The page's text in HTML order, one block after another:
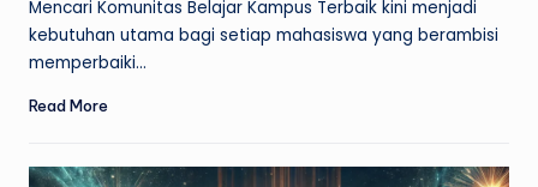
Mencari Komunitas Belajar Kampus Terbaik kini menjadi
kebutuhan utama bagi setiap mahasiswa yang berambisi
memperbaiki…
Read More